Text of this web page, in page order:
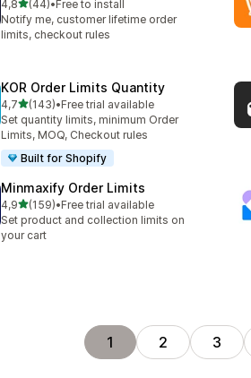
4,8av 5 stjerner
(44)
Totalt 44 omtaler
•Free to install
Notify me, customer lifetime order
limits, checkout rules
KOR Order Limits Quantity
4,7av 5 stjerner
(143)
Totalt 143 omtaler
•Free trial available
Set quantity limits, minimum Order
Limits, MOQ, Checkout rules
Built for Shopify
Minmaxify Order Limits
4,9av 5 stjerner
(159)
Totalt 159 omtaler
•Free trial available
Set product and collection limits on
your cart
1 2 3